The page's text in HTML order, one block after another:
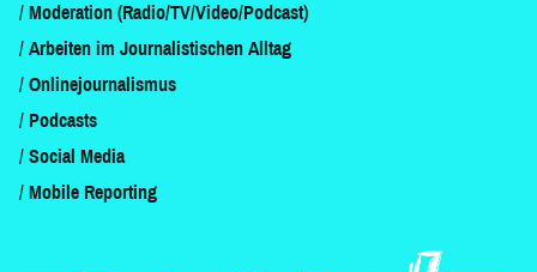
Moderation (Radio/TV/Video/Podcast)
Arbeiten im Journalistischen Alltag
Onlinejournalismus
Podcasts
Social Media
Mobile Reporting